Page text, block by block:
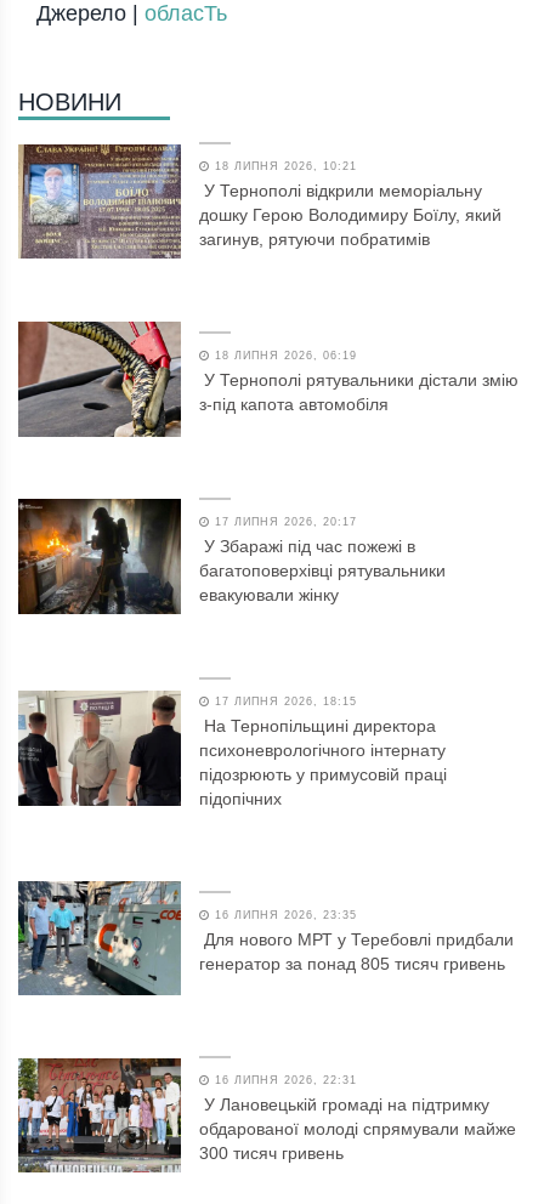
Джерело | обласТь
НОВИНИ
18 ЛИПНЯ 2026, 10:21
У Тернополі відкрили меморіальну
дошку Герою Володимиру Боїлу, який
загинув, рятуючи побратимів
18 ЛИПНЯ 2026, 06:19
У Тернополі рятувальники дістали змію
з-під капота автомобіля
17 ЛИПНЯ 2026, 20:17
У Збаражі під час пожежі в
багатоповерхівці рятувальники
евакуювали жінку
17 ЛИПНЯ 2026, 18:15
На Тернопільщині директора
психоневрологічного інтернату
підозрюють у примусовій праці
підопічних
16 ЛИПНЯ 2026, 23:35
Для нового МРТ у Теребовлі придбали
генератор за понад 805 тисяч гривень
16 ЛИПНЯ 2026, 22:31
У Лановецькій громаді на підтримку
обдарованої молоді спрямували майже
300 тисяч гривень